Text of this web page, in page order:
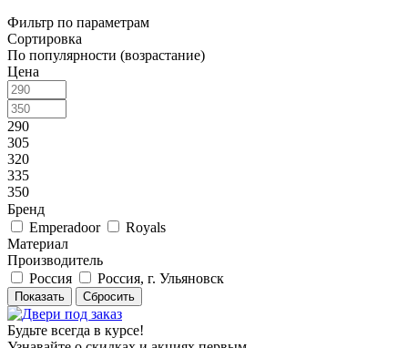
Фильтр по параметрам
Сортировка
По популярности (возрастание)
Цена
290
305
320
335
350
Бренд
Emperadoor
Royals
Материал
Производитель
Россия
Россия, г. Ульяновск
Сбросить
Будьте всегда в курсе!